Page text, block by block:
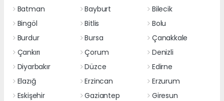
Batman
Bayburt
Bilecik
Bingöl
Bitlis
Bolu
Burdur
Bursa
Çanakkale
Çankırı
Çorum
Denizli
Diyarbakır
Düzce
Edirne
Elazığ
Erzincan
Erzurum
Eskişehir
Gaziantep
Giresun